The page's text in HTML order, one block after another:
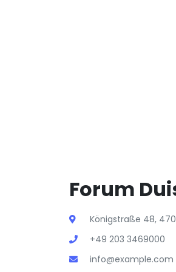
Forum
Königstraße 48,
+49 203 3469000
info@example.com